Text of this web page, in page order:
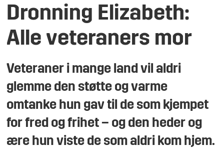
Dronning Elizabeth:
Alle veteraners mor
Veteraner i mange land vil aldri
glemme den støtte og varme
omtanke hun gav til de som kjempet
for fred og frihet – og den heder og
ære hun viste de som aldri kom hjem.